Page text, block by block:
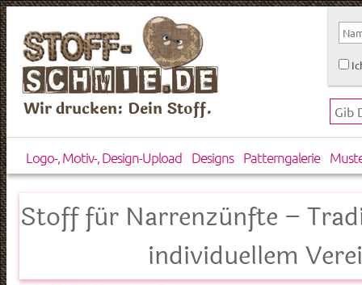
Wir drucken: Dein Stoff.
Logo-, Motiv-, Design-Upload Designs Patterngalerie
Stoff für Narrenzünfte –
individuellem